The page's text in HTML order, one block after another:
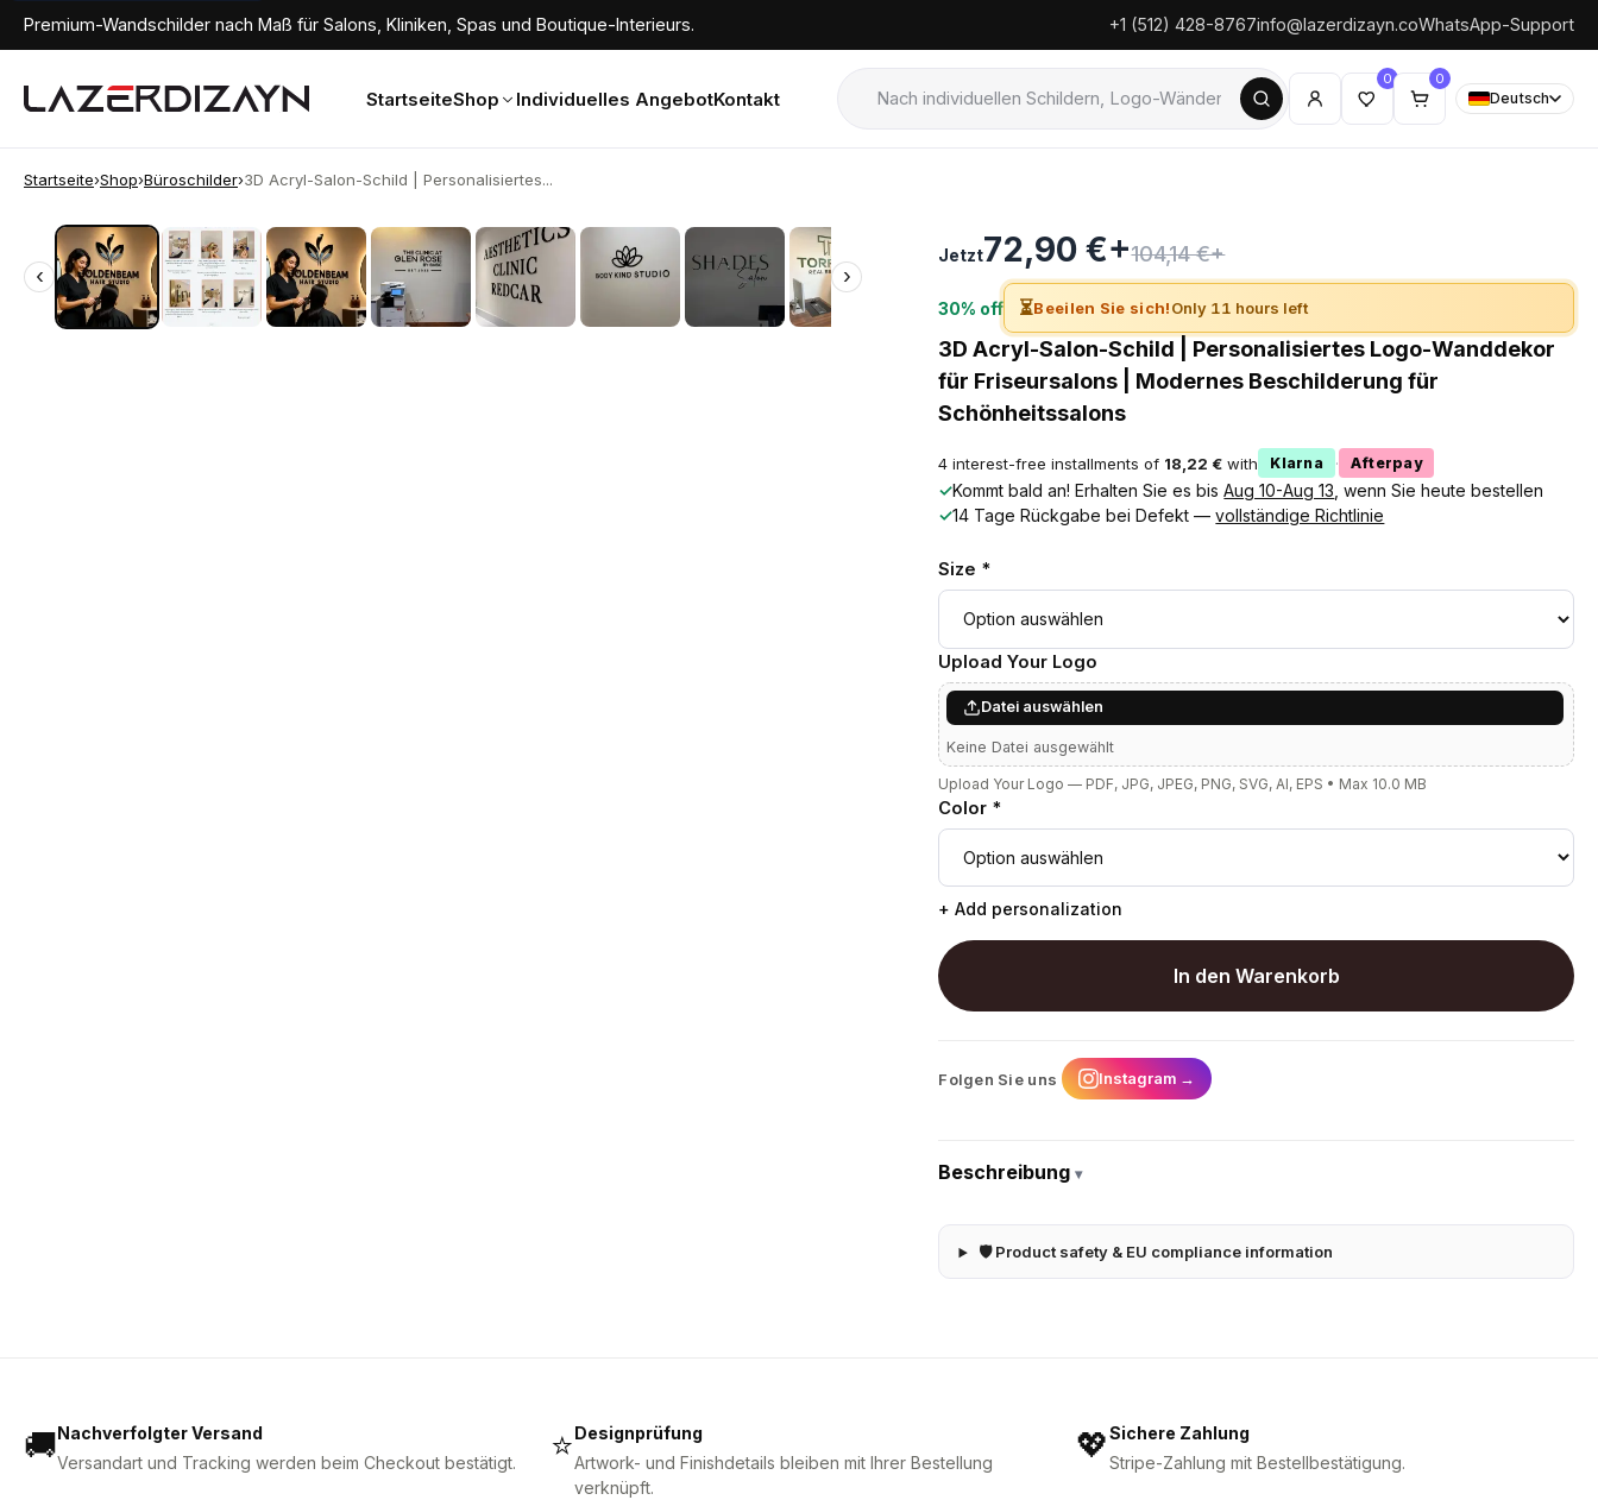
Premium-Wandschilder nach Maß für Salons, Kliniken, Spas und Boutique-Interieurs. +1 (512) 428-8767info@lazerdizayn.coWhatsApp-Support
StartseiteShop Individuelles AngebotKontakt
0 0
Deutsch
Startseite›Shop›Büroschilder›3D Acryl-Salon-Schild | Personalisiertes...
‹ ›
‹ ›
Jetzt72,90 €+104,14 €+
30% off ⏳Beeilen Sie sich!Only 11 hours left
3D Acryl-Salon-Schild | Personalisiertes Logo-Wanddekor
für Friseursalons | Modernes Beschilderung für
Schönheitssalons
4 interest-free installments of 18,22 € with Klarna · Afterpay
✓Kommt bald an! Erhalten Sie es bisAug 10-Aug 13 , wenn Sie heute bestellen
✓14 Tage Rückgabe bei Defekt —vollständige Richtlinie
Size *
Upload Your Logo
Datei auswählen
Keine Datei ausgewählt
Upload Your Logo — PDF, JPG, JPEG, PNG, SVG, AI, EPS • Max 10.0 MB
Color *
+ Add personalization
In den Warenkorb
Folgen Sie uns Instagram →
Beschreibung▾
🛡 Product safety & EU compliance information
🚚Nachverfolgter Versand
Versandart und Tracking werden beim Checkout bestätigt.
⭐Designprüfung
Artwork- und Finishdetails bleiben mit Ihrer Bestellung
verknüpft.
💖Sichere Zahlung
Stripe-Zahlung mit Bestellbestätigung.